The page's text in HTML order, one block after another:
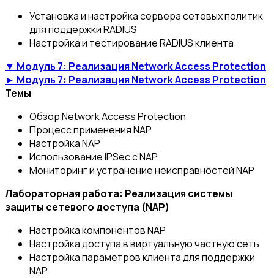
Установка и настройка сервера сетевых политик
для поддержки RADIUS
Настройка и тестирование RADIUS клиента
▼ Модуль 7: Реализация Network Access Protection
► Модуль 7: Реализация Network Access Protection
Темы
Обзор Network Access Protection
Процесс применения NAP
Настройка NAP
Использование IPSec с NAP
Мониторинг и устранение неисправностей NAP
Лабораторная работа: Реализация системы
защиты сетевого доступа (NAP)
Настройка компонентов NAP
Настройка доступа в виртуальную частную сеть
Настройка параметров клиента для поддержки
NAP